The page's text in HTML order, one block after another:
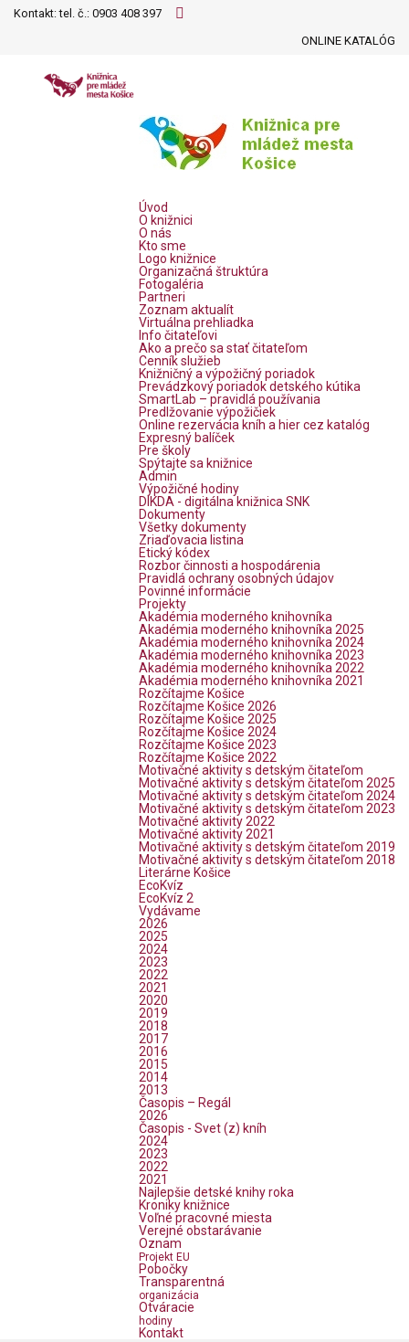
Kontakt: tel. č.: 0903 408 397
ONLINE KATALÓG
Úvod
O knižnici
O nás
Kto sme
Logo knižnice
Organizačná štruktúra
Fotogaléria
Partneri
Zoznam aktualít
Virtuálna prehliadka
Info čitateľovi
Ako a prečo sa stať čitateľom
Cenník služieb
Knižničný a výpožičný poriadok
Prevádzkový poriadok detského kútika
SmartLab – pravidlá používania
Predlžovanie výpožičiek
Online rezervácia kníh a hier cez katalóg
Expresný balíček
Pre školy
Spýtajte sa knižnice
Admin
Výpožičné hodiny
DIKDA - digitálna knižnica SNK
Dokumenty
Všetky dokumenty
Zriaďovacia listina
Etický kódex
Rozbor činnosti a hospodárenia
Pravidlá ochrany osobných údajov
Povinné informácie
Projekty
Akadémia moderného knihovníka
Akadémia moderného knihovníka 2025
Akadémia moderného knihovníka 2024
Akadémia moderného knihovníka 2023
Akadémia moderného knihovníka 2022
Akadémia moderného knihovníka 2021
Rozčítajme Košice
Rozčítajme Košice 2026
Rozčítajme Košice 2025
Rozčítajme Košice 2024
Rozčítajme Košice 2023
Rozčítajme Košice 2022
Motivačné aktivity s detským čitateľom
Motivačné aktivity s detským čitateľom 2025
Motivačné aktivity s detským čitateľom 2024
Motivačné aktivity s detským čitateľom 2023
Motivačné aktivity 2022
Motivačné aktivity 2021
Motivačné aktivity s detským čitateľom 2019
Motivačné aktivity s detským čitateľom 2018
Literárne Košice
EcoKvíz
EcoKvíz 2
Vydávame
2026
2025
2024
2023
2022
2021
2020
2019
2018
2017
2016
2015
2014
2013
Časopis – Regál
2026
Časopis - Svet (z) kníh
2024
2023
2022
2021
Najlepšie detské knihy roka
Kroniky knižnice
Voľné pracovné miesta
Verejné obstarávanie
Oznam
Projekt EU
Pobočky
Transparentná
organizácia
Otváracie
hodiny
Kontakt